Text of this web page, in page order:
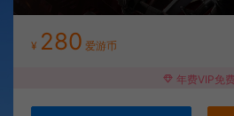
¥ 280 爱游币
年费VIP免费